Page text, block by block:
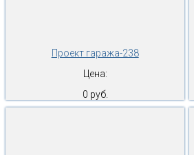
Проект гаража-238
Цена:
0 руб.